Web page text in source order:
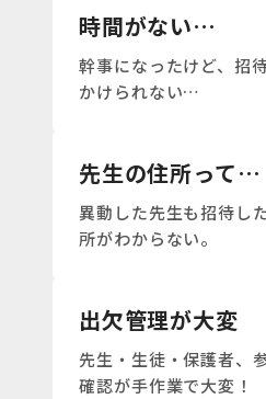
時間がない…
幹事になったけど、招
かけられない…
先生の住所って…
異動した先生も招待し
所がわからない。
出欠管理が大変
先生・生徒・保護者、
確認が手作業で大変！